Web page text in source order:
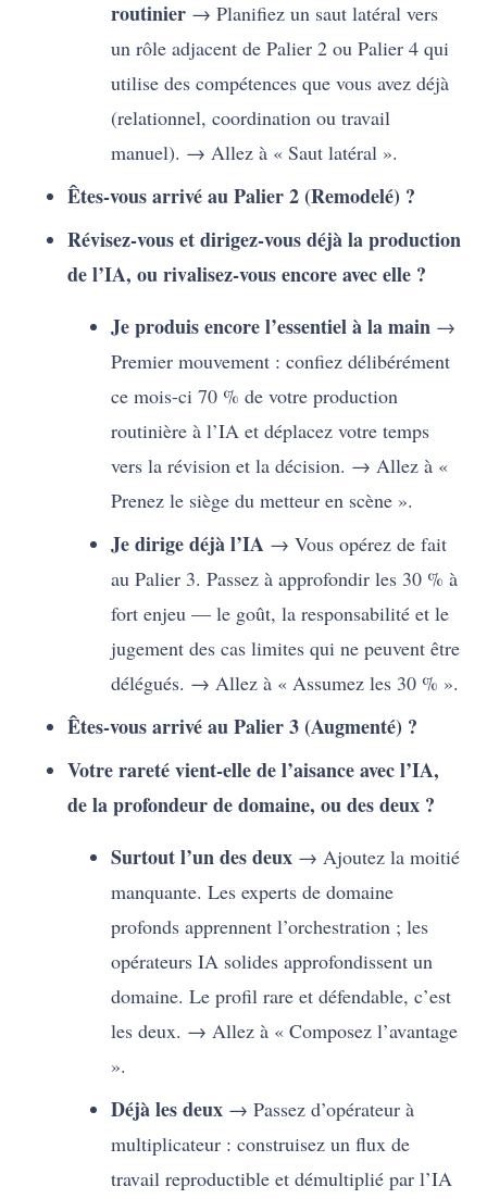
routinier → Planifiez un saut latéral vers
un rôle adjacent de Palier 2 ou Palier 4 qui
utilise des compétences que vous avez déjà
(relationnel, coordination ou travail
manuel). → Allez à « Saut latéral ».
Êtes-vous arrivé au Palier 2 (Remodelé) ?
Révisez-vous et dirigez-vous déjà la production
de l’IA, ou rivalisez-vous encore avec elle ?
Je produis encore l’essentiel à la main →
Premier mouvement : confiez délibérément
ce mois-ci 70 % de votre production
routinière à l’IA et déplacez votre temps
vers la révision et la décision. → Allez à «
Prenez le siège du metteur en scène ».
Je dirige déjà l’IA → Vous opérez de fait
au Palier 3. Passez à approfondir les 30 % à
fort enjeu — le goût, la responsabilité et le
jugement des cas limites qui ne peuvent être
délégués. → Allez à « Assumez les 30 % ».
Êtes-vous arrivé au Palier 3 (Augmenté) ?
Votre rareté vient-elle de l’aisance avec l’IA,
de la profondeur de domaine, ou des deux ?
Surtout l’un des deux → Ajoutez la moitié
manquante. Les experts de domaine
profonds apprennent l’orchestration ; les
opérateurs IA solides approfondissent un
domaine. Le profil rare et défendable, c’est
les deux. → Allez à « Composez l’avantage
».
Déjà les deux → Passez d’opérateur à
multiplicateur : construisez un flux de
travail reproductible et démultiplié par l’IA